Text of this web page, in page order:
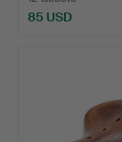
85 USD